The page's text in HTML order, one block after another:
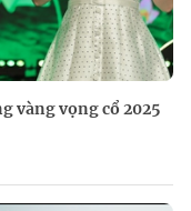
vàng vọng cổ 2025